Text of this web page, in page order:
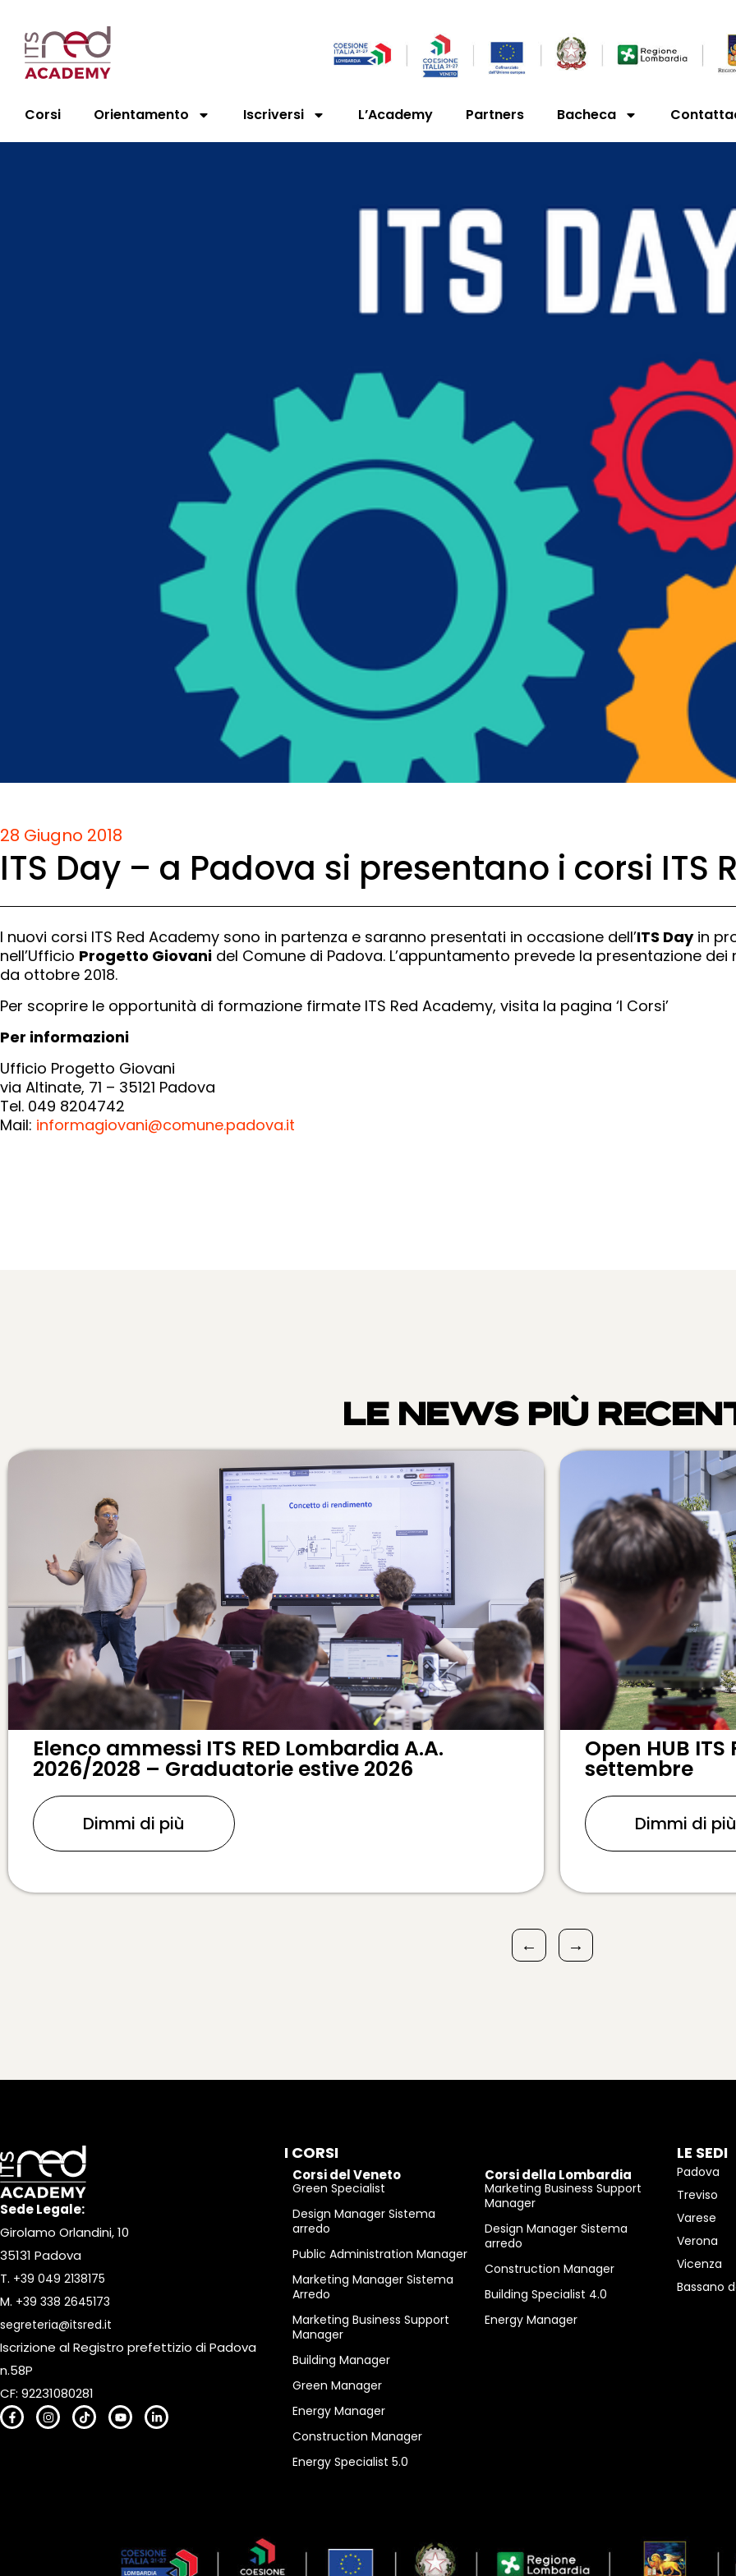
Corsi Orientamento Iscriversi L’Academy Partners Bacheca
28 Giugno 2018
ITS Day – a Padova si presentano i corsi ITS
I nuovi corsi ITS Red Academy sono in partenza e saranno presentati in occasione dell’ITS Dayin
nell’Ufficio Progetto Giovani del Comune di Padova. L’appuntamento prevede la presentazione
da ottobre 2018.
Per scoprire le opportunità di formazione firmate ITS Red Academy, visita la pagina ‘I Corsi’
Per informazioni
Ufficio Progetto Giovani
via Altinate, 71 – 35121 Padova
Tel. 049 8204742
Mail: informagiovani@comune.padova.it
LE NEWS PIÙ
Elenco ammessi ITS RED Lombardia A.A.
2026/2028 – Graduatorie estive 2026
Dimmi di più
Open HUB
settembre
Dimmi di più
← →
Sede Legale:
Girolamo Orlandini, 10
35131 Padova
T. +39 049 2138175
M. +39 338 2645173
segreteria@itsred.it
Iscrizione al Registro prefettizio di Padova
n.58P
CF: 92231080281
I CORSI
Corsi del Veneto
Green Specialist
Design Manager Sistema
arredo
Public Administration Manager
Marketing Manager Sistema
Arredo
Marketing Business Support
Manager
Building Manager
Green Manager
Energy Manager
Construction Manager
Energy Specialist 5.0
Corsi della Lombardia
Marketing Business Support
Manager
Design Manager Sistema
arredo
Construction Manager
Building Specialist 4.0
Energy Manager
LE SEDI
Padova
Treviso
Varese
Verona
Vicenza
Bassano